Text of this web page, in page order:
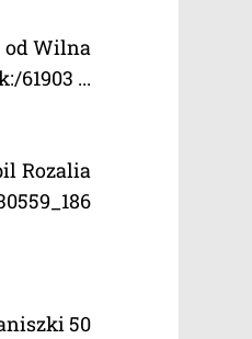
od Wilna
61903 ...
Rozalia
50